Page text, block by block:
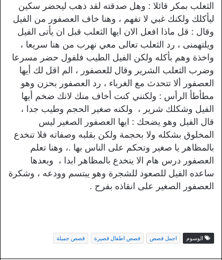
الثعلب بمكر قائلا : وهل صدقته لقد ذهب ليحضر سكين
ليأكلك ولكنك غبي لا تفهم ، وهنا خاف العصفور من الفيل
وقال : قل ماذا افعل الان ايها الثعلب قبل ان يأتى الفيل
ويلتهمنى ، رد الثعلب تعالى معي نهرب من هنا سريعا ،
واخذة وهم بأكله ولكن الفيل الطيب فلفول حضر مسرعا
وضرب الثعلب الشرير وقال للعصفور ، الم اقل لك أيها
العصفور ألا تتحدث مع الغرباء ، رد العصفور بحزن وهو
مطأطأ الرأس : ولكنني كنت أخاف منك لانك ضخم أيها
الفيل وشكلك شرير ، ولكنه صغير الحجم وطيب جدا ،
قال الفيل وهو يضحك : ايها العصفور الصغير ليس
المخلوق بشكله ولا بحجمة ولكن بقلبه وصفاته فلا تنخدع
بالمظاهر يا صغير وتحكم على الناس بها .، وهنا تعلم
العصفور درس هام الا ينخدع بالمظاهر ابدا ، وبعدها
ساعده الفيل للصعود للشجرة وهو يبتسم وودعه ، وشكرة
العصفور الصغير على انقاذه بفرح .
الوسوم اجمل قصص قصص اطفال قصيرة قصص جميلة